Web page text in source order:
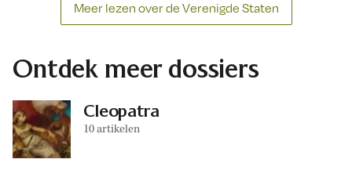
Meer lezen over de Verenigde Staten
Ontdek meer dossiers
Cleopatra
10 artikelen